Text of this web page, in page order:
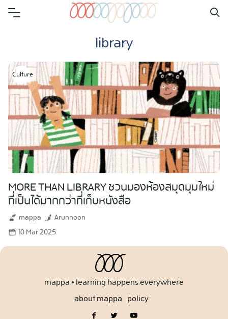
Skip
library
Culture
MORE THAN LIBRARY ชวนมองห้องสมุดมุมใหม่
ที่เป็นได้มากกว่าที่เก็บหนังสือ
mappa
Arunnoon
10 Mar 2025
mappa • learning happens everywhere
about mappa policy